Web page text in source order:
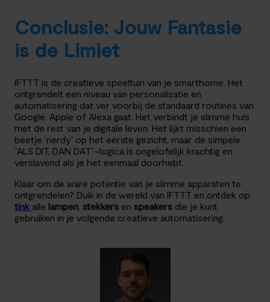
Conclusie: Jouw Fantasie
is de Limiet
IFTTT is de creatieve speeltuin van je smarthome. Het
ontgrendelt een niveau van personalisatie en
automatisering dat ver voorbij de standaard routines van
Google, Apple of Alexa gaat. Het verbindt je slimme huis
met de rest van je digitale leven. Het lijkt misschien een
beetje ‘nerdy’ op het eerste gezicht, maar de simpele
“ALS DIT, DAN DAT”-logica is ongelofelijk krachtig en
verslavend als je het eenmaal doorhebt.
Klaar om de ware potentie van je slimme apparaten te
ontgrendelen? Duik in de wereld van IFTTT en ontdek op
tink alle lampen, stekkers en speakers die je kunt
gebruiken in je volgende creatieve automatisering.